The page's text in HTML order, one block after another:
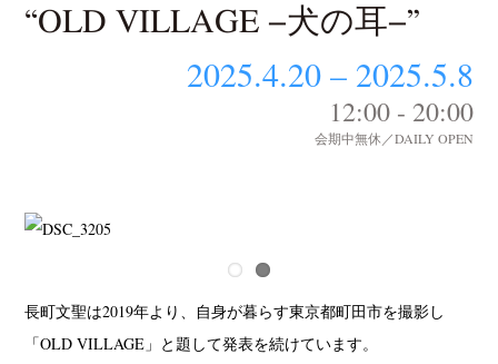
“OLD VILLAGE −犬の耳−”
2025.4.20 – 2025.5.8
12:00 - 20:00
会期中無休／DAILY OPEN
長町文聖は2019年より、自身が暮らす東京都町田市を撮影し
「OLD VILLAGE」と題して発表を続けています。